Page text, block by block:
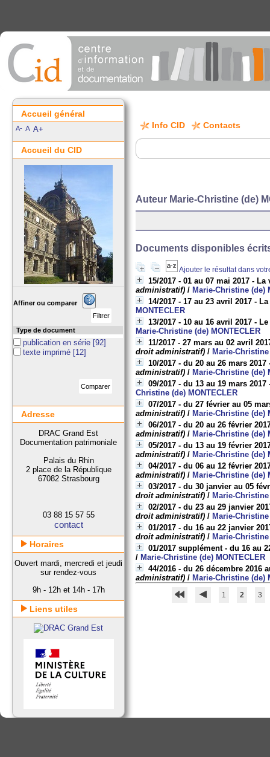
Info CID Contacts
Auteur Marie-Christine (de)
Documents disponibles
Ajouter le résultat dans
15/2017 - 01 au 07 mai 2017 -
administratif) / Marie-Christine (de)
14/2017 - 17 au 23 avril 2017 -
MONTECLER
13/2017 - 10 au 16 avril 2017 -
Marie-Christine (de) MONTECLER
11/2017 - 27 mars au 02 avril
droit administratif) / Marie-
10/2017 - du 20 au 26 mars
administratif) / Marie-Christine (de)
09/2017 - du 13 au 19 mars
Christine (de) MONTECLER
07/2017 - du 27 février au 05
administratif) / Marie-Christine (de)
06/2017 - du 20 au 26 février
administratif) / Marie-Christine (de)
05/2017 - du 13 au 19 février
administratif) / Marie-Christine (de)
04/2017 - du 06 au 12 février
administratif) / Marie-Christine (de)
03/2017 - du 30 janvier au 05
droit administratif) / Marie-
02/2017 - du 23 au 29 janvier
droit administratif) / Marie-
01/2017 - du 16 au 22 janvier
droit administratif) / Marie-
01/2017 supplément - du 16 au
/ Marie-Christine (de) MONTECLER
44/2016 - du 26 décembre 2016
administratif) / Marie-Christine (de)
1 2 3
Accueil général
A- A A+
Accueil du CID
Affiner ou comparer
Type de document
publication en série [92]
texte imprimé [12]
Adresse
DRAC Grand Est
Documentation patrimoniale
Palais du Rhin
2 place de la République
67082 Strasbourg
03 88 15 57 55
contact
Horaires
Ouvert mardi, mercredi et jeudi
sur rendez-vous
9h - 12h et 14h - 17h
Liens utiles